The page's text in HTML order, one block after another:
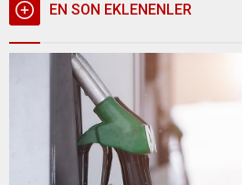
EN SON EKLENENLER